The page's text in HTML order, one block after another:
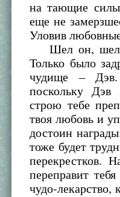
на тающие
еще не
Уловив
Шел он, шел,
Только было
чудище –
поскольку Дэв
строю тебе
твоя любовь и
достоин
тоже будет
перекрестков.
переправит
чудо-